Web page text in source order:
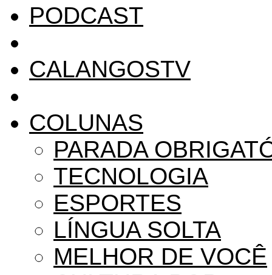
PODCAST
CALANGOSTV
COLUNAS
PARADA
TECNOLOGIA
ESPORTES
LÍNGUA SOLTA
MELHOR DE VOCÊ